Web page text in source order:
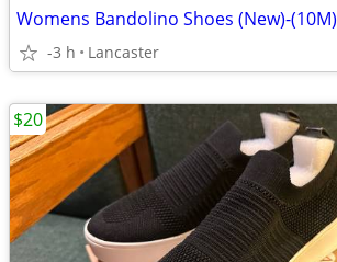
Womens Bandolino Shoes (New)-(10M)
-3 h Lancaster
$20